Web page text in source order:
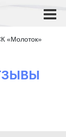
«Молоток»